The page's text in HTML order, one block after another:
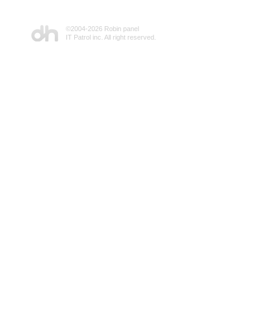
©2004-2026 Robin panel
IT Patrol inc. All right reserved.